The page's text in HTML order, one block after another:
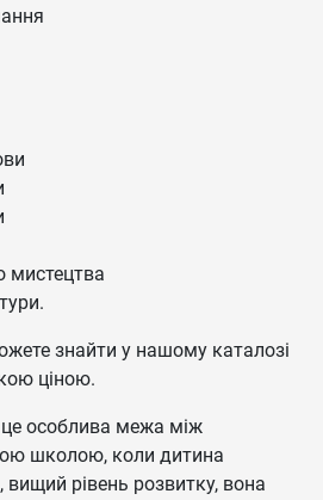
мистецтва
знайти у нашому каталозі
ціною.
особлива межа між
школою, коли дитина
вищий рівень розвитку, вона